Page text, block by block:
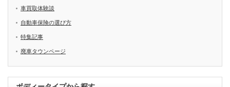
車買取体験談
自動車保険の選び方
特集記事
廃車タウンページ